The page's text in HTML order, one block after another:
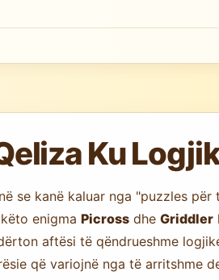
Ku
se kanë kaluar nga "puzzles
enigma Picrossdhe Griddler
aftësi të qëndrueshme
që variojnë nga të arritshme